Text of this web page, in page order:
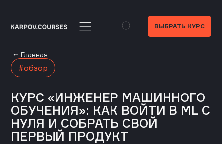
ВЫБРАТЬ КУРС
Главная
обзор
КУРС «ИНЖЕНЕР МАШИННОГО
ОБУЧЕНИЯ»: КАК ВОЙТИ В ML С
НУЛЯ И СОБРАТЬ СВОЙ
ПЕРВЫЙ ПРОДУКТ